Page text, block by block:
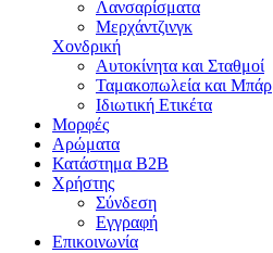
Λανσαρίσματα
Μερχάντζινγκ
Χονδρική
Αυτοκίνητα και Σταθμοί
Ταμακοπωλεία και Μπάρ
Ιδιωτική Ετικέτα
Μορφές
Αρώματα
Κατάστημα B2B
Χρήστης
Σύνδεση
Εγγραφή
Επικοινωνία